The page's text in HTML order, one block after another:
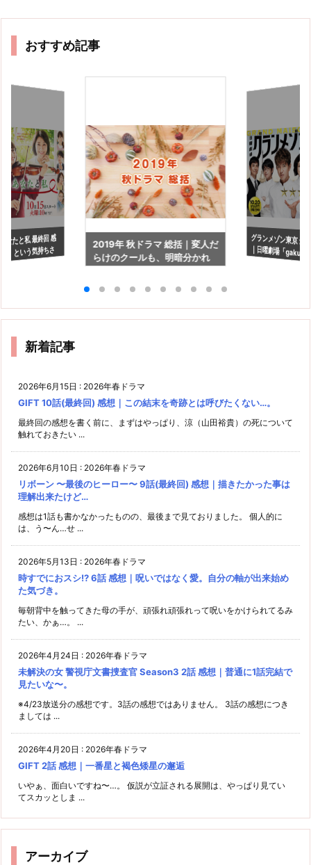
おすすめ記事
なたと私 最終回 感
」という気持ちさ
に進める。
2019年 秋ドラマ 総括｜変人だ
らけのクールも、明暗分かれ
グランメゾン東京 最
｜日曜劇場「gaku
い！
新着記事
2026年6月15日 : 2026年春ドラマ
GIFT 10話(最終回) 感想｜この結末を奇跡とは呼びたくない…。
最終回の感想を書く前に、まずはやっぱり、涼（山田裕貴）の死について
触れておきたい ...
2026年6月10日 : 2026年春ドラマ
リボーン 〜最後のヒーロー〜 9話(最終回) 感想｜描きたかった事は
理解出来たけど…
感想は1話も書かなかったものの、最後まで見ておりました。 個人的に
は、う〜ん…せ ...
2026年5月13日 : 2026年春ドラマ
時すでにおスシ!? 6話 感想｜呪いではなく愛。自分の軸が出来始め
た気づき。
毎朝背中を触ってきた母の手が、頑張れ頑張れって呪いをかけられてるみ
たい、かぁ…。 ...
2026年4月24日 : 2026年春ドラマ
未解決の女 警視庁文書捜査官 Season3 2話 感想｜普通に1話完結で
見たいな〜。
※4/23放送分の感想です。3話の感想ではありません。 3話の感想につき
ましては ...
2026年4月20日 : 2026年春ドラマ
GIFT 2話 感想｜一番星と褐色矮星の邂逅
いやぁ、面白いですね〜…。 仮説が立証される展開は、やっぱり見てい
てスカッとしま ...
アーカイブ